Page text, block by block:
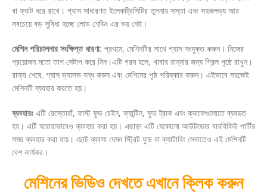
বা ফ্যাট ধরে রাখে। গ্যাস সাধারণত ইলেকট্রিসিটির তুলনায় সস্তা এবং সহজলভ্য আর
সবচেয়ে বড় সুবিধা হচ্ছে লোড শেডিং এর ভয় নেই।
মেশিন পরিচালনার সংক্ষিপ্ত ধারণা: প্রথমে, মেশিনটির সাথে গ্যাস সংযুক্ত করুন। নিজের
প্রয়োজন মতো তাপ সেটাপ করে নিন।এটি গরম হলে, খাবার রান্নার জন্য গ্রিল পৃষ্ঠে রাখুন।
রান্না শেষে, গ্যাস ভ্যালভ বন্ধ করুন এবং মেশিনের পৃষ্ঠ পরিষ্কার করুন। এইভাবে সহজেই
মেশিনটি ব্যবহার করতে হয়।
ব্যবহারঃ এটি রেস্তোরাঁ, ফাস্ট ফুড চেইন, ক্যান্টিন, ফুড ট্রাক এবং ক্যাফেগুলোতে ব্যবহৃত
হয়। এটি ঘরোয়াভাবেও ব্যবহার করা হয়। এছাড়া এটি যেকোনো আউটডোর বারবিকিউ পার্টির
সময় ব্যবহার করা যায়। ছোট ব্যবসা যেমন স্ট্রিট ফুড বা ক্যাটারিং সেবাতেও এই মেশিনটি
বেশ কার্যকর।
মেশিনের ভিডিও দেখতে এখানে ক্লিক করুন